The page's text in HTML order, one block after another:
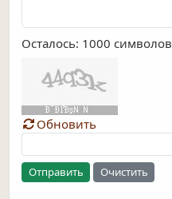
Осталось: 1000 символов
Обновить
Отправить Очистить